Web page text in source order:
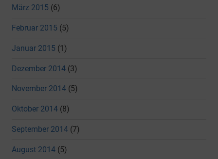
März 2015 (6)
Februar 2015 (5)
Januar 2015 (1)
Dezember 2014 (3)
November 2014 (5)
Oktober 2014 (8)
September 2014 (7)
August 2014 (5)